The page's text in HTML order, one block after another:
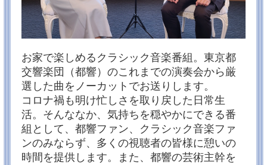
2024/06/08
配信サービス「エムキャス」6月でサービス終了のお知
らせ
いつもアンコール！都響への応援ありがとうございま
これまで、インターネットでのテレビ番組同時再配信
サービス「エムキャス」を提供してまいりましたが、
TOKYOMXは、エムキャスサービスを2024年6月末を以
て終了する運びとなりました。
今後は、無料の民放公式テレビ配信サービス「TVer」
などを活用しながらより多くの方にこの番組をお届け
したいと考えております。
急なご連絡となってしまい申し訳ございませんが、何
卒ご理解賜りますようよろしくお願いいたします。
TVer「アンコール！都響」ページはこちら（番組のお
気に入り登録★もよろしくお願いいたします！）
お家で楽しめるクラシック音楽番組。東京都
交響楽団（都響）のこれまでの演奏会から厳
選した曲をノーカットでお送りします。
コロナ禍も明け忙しさを取り戻した日常生
活。そんななか、気持ちを穏やかにできる番
組として、都響ファン、クラシック音楽ファ
ンのみならず、多くの視聴者の皆様に憩いの
時間を提供します。また、都響の芸術主幹を